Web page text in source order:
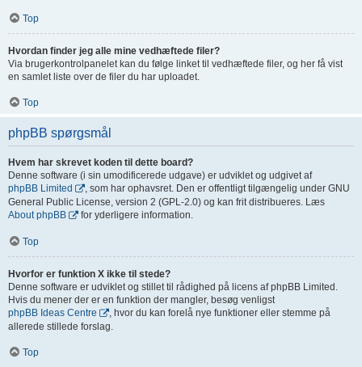
Top
Hvordan finder jeg alle mine vedhæftede filer?
Via brugerkontrolpanelet kan du følge linket til vedhæftede filer, og her få vist
en samlet liste over de filer du har uploadet.
Top
phpBB spørgsmål
Hvem har skrevet koden til dette board?
Denne software (i sin umodificerede udgave) er udviklet og udgivet af
phpBB Limited
, som har ophavsret. Den er offentligt tilgængelig under GNU
General Public License, version 2 (GPL-2.0) og kan frit distribueres. Læs
About phpBB
for yderligere information.
Top
Hvorfor er funktion X ikke til stede?
Denne software er udviklet og stillet til rådighed på licens af phpBB Limited.
Hvis du mener der er en funktion der mangler, besøg venligst
phpBB Ideas Centre
, hvor du kan forelå nye funktioner eller stemme på
allerede stillede forslag.
Top